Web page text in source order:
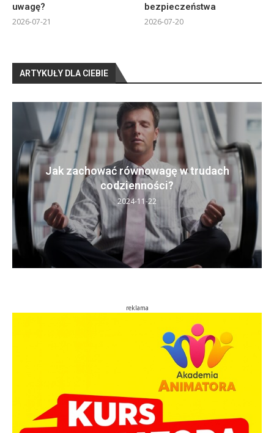
uwagę?
2026-07-21
bezpieczeństwa
2026-07-20
ARTYKUŁY DLA CIEBIE
Jak zachować równowagę w trudach
codzienności?
2024-11-22
reklama